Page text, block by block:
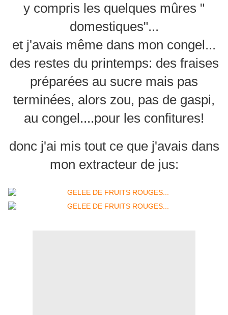
y compris les quelques mûres "
domestiques"...
et j'avais même dans mon congel...
des restes du printemps: des fraises
préparées au sucre mais pas
terminées, alors zou, pas de gaspi,
au congel....pour les confitures!
donc j'ai mis tout ce que j'avais dans
mon extracteur de jus: